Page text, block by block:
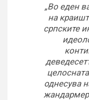
„Во еден
на
српските
однесува